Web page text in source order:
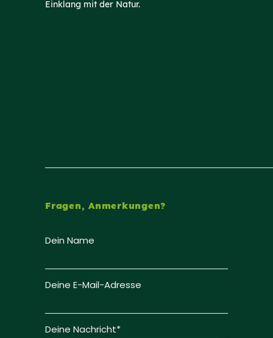
Einklang mit der Natur.
Fragen, Anmerkungen?
Dein Name
Deine E-Mail-Adresse
Deine Nachricht*